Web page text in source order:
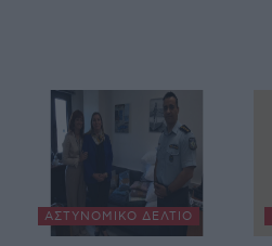
ΑΣΤΥΝΟΜΙΚΌ ΔΕΛΤΊΟ